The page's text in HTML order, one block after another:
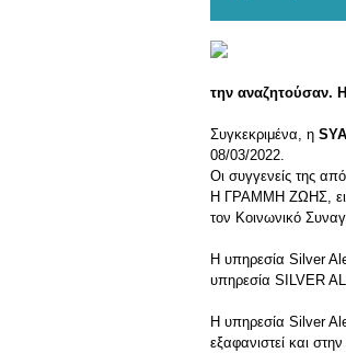
την αναζητούσαν.
Συγκεκριμένα, η
08/03/2022.
Οι συγγενείς της
Η ΓΡΑΜΜΗ ΖΩΗΣ,
τον Κοινωνικό
Η υπηρεσία Silver
υπηρεσία SILVER
Η υπηρεσία Silver
εξαφανιστεί και